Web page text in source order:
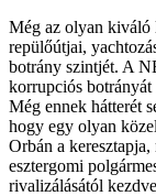
Még az olyan kiváló
repülőútjai,
botrány szintjét. A
korrupciós
Még ennek hátterét
hogy egy olyan
Orbán a
esztergomi
rivalizálásától